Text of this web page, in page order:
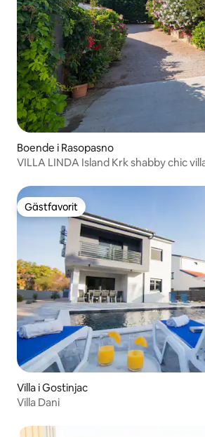
Boende i Rasopasno
VILLA LINDA Island Krk shabby chic
Gästfavorit
Gästfavorit
Villa i Gostinjac
Villa Dani